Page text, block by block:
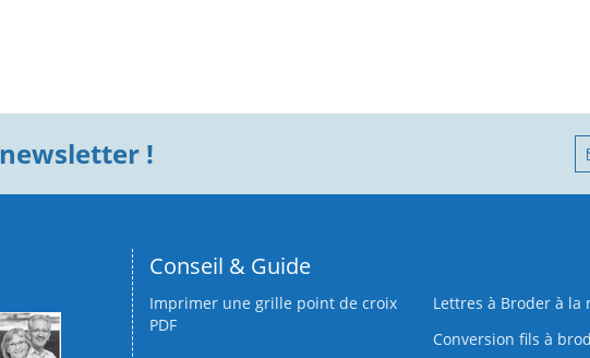
newsletter !
Conseil & Guide
Imprimer une grille point de croix
PDF
Lettres à Broder à la
Conversion fils à